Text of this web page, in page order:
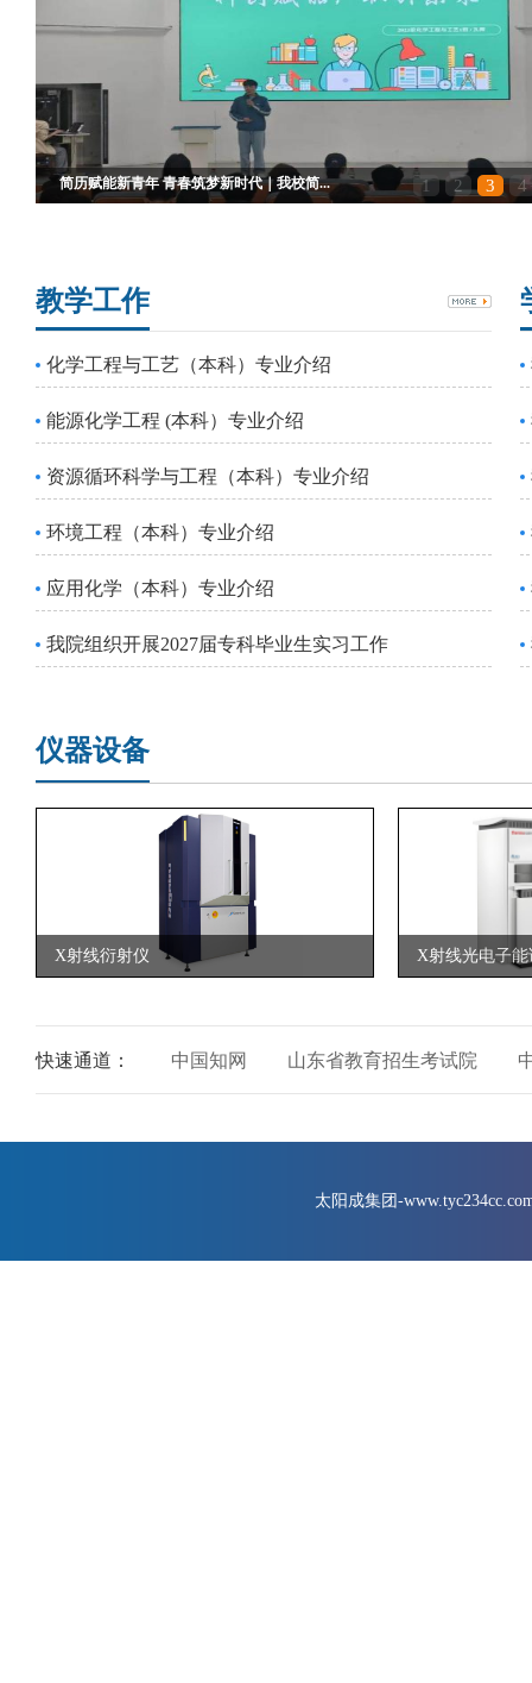
1 2 3 4
简历赋能新青年 青春筑梦新时代｜我校简...
教学工作
化学工程与工艺（本科）专业介绍
能源化学工程 (本科）专业介绍
资源循环科学与工程（本科）专业介绍
环境工程（本科）专业介绍
应用化学（本科）专业介绍
我院组织开展2027届专科毕业生实习工作
仪器设备
X射线衍射仪 X射线光电子能
快速通道： 中国知网 山东省教育招生考试院
太阳成集团-